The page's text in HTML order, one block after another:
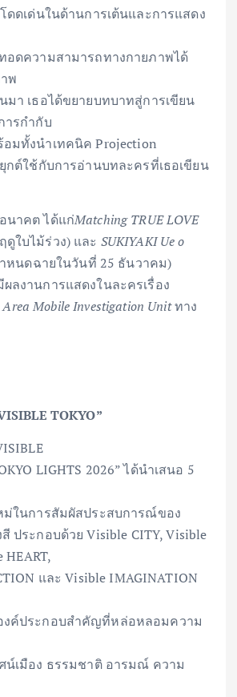
ดดเด่นในด้านการเต้นและการแสดง
อดความสามารถทางกายภาพได้
พ
มา เธอได้ขยายบทบาทสู่การเขียน
ารกำกับ
มทั้งนำเทคนิค Projection
กต์ใช้กับการอ่านบทละครที่เธอเขียน
นาคต ได้แก่Matching TRUE LOVE
ใบไม้ร่วง) และ SUKIYAKI Ue o
หนดฉายในวันที่ 25 ธันวาคม)
ลงานการแสดงในละครเรื่อง
Mobile Investigation Unitทาง
TOKYO”
LIGHTS 2026” ได้นำเสนอ 5
ม่ในการสัมผัสประสบการณ์ของ
ประกอบด้วย Visible CITY, Visible
HEART,
และ Visible IMAGINATION
ค์ประกอบสำคัญที่หล่อหลอมความ
น์เมือง ธรรมชาติ อารมณ์ ความ